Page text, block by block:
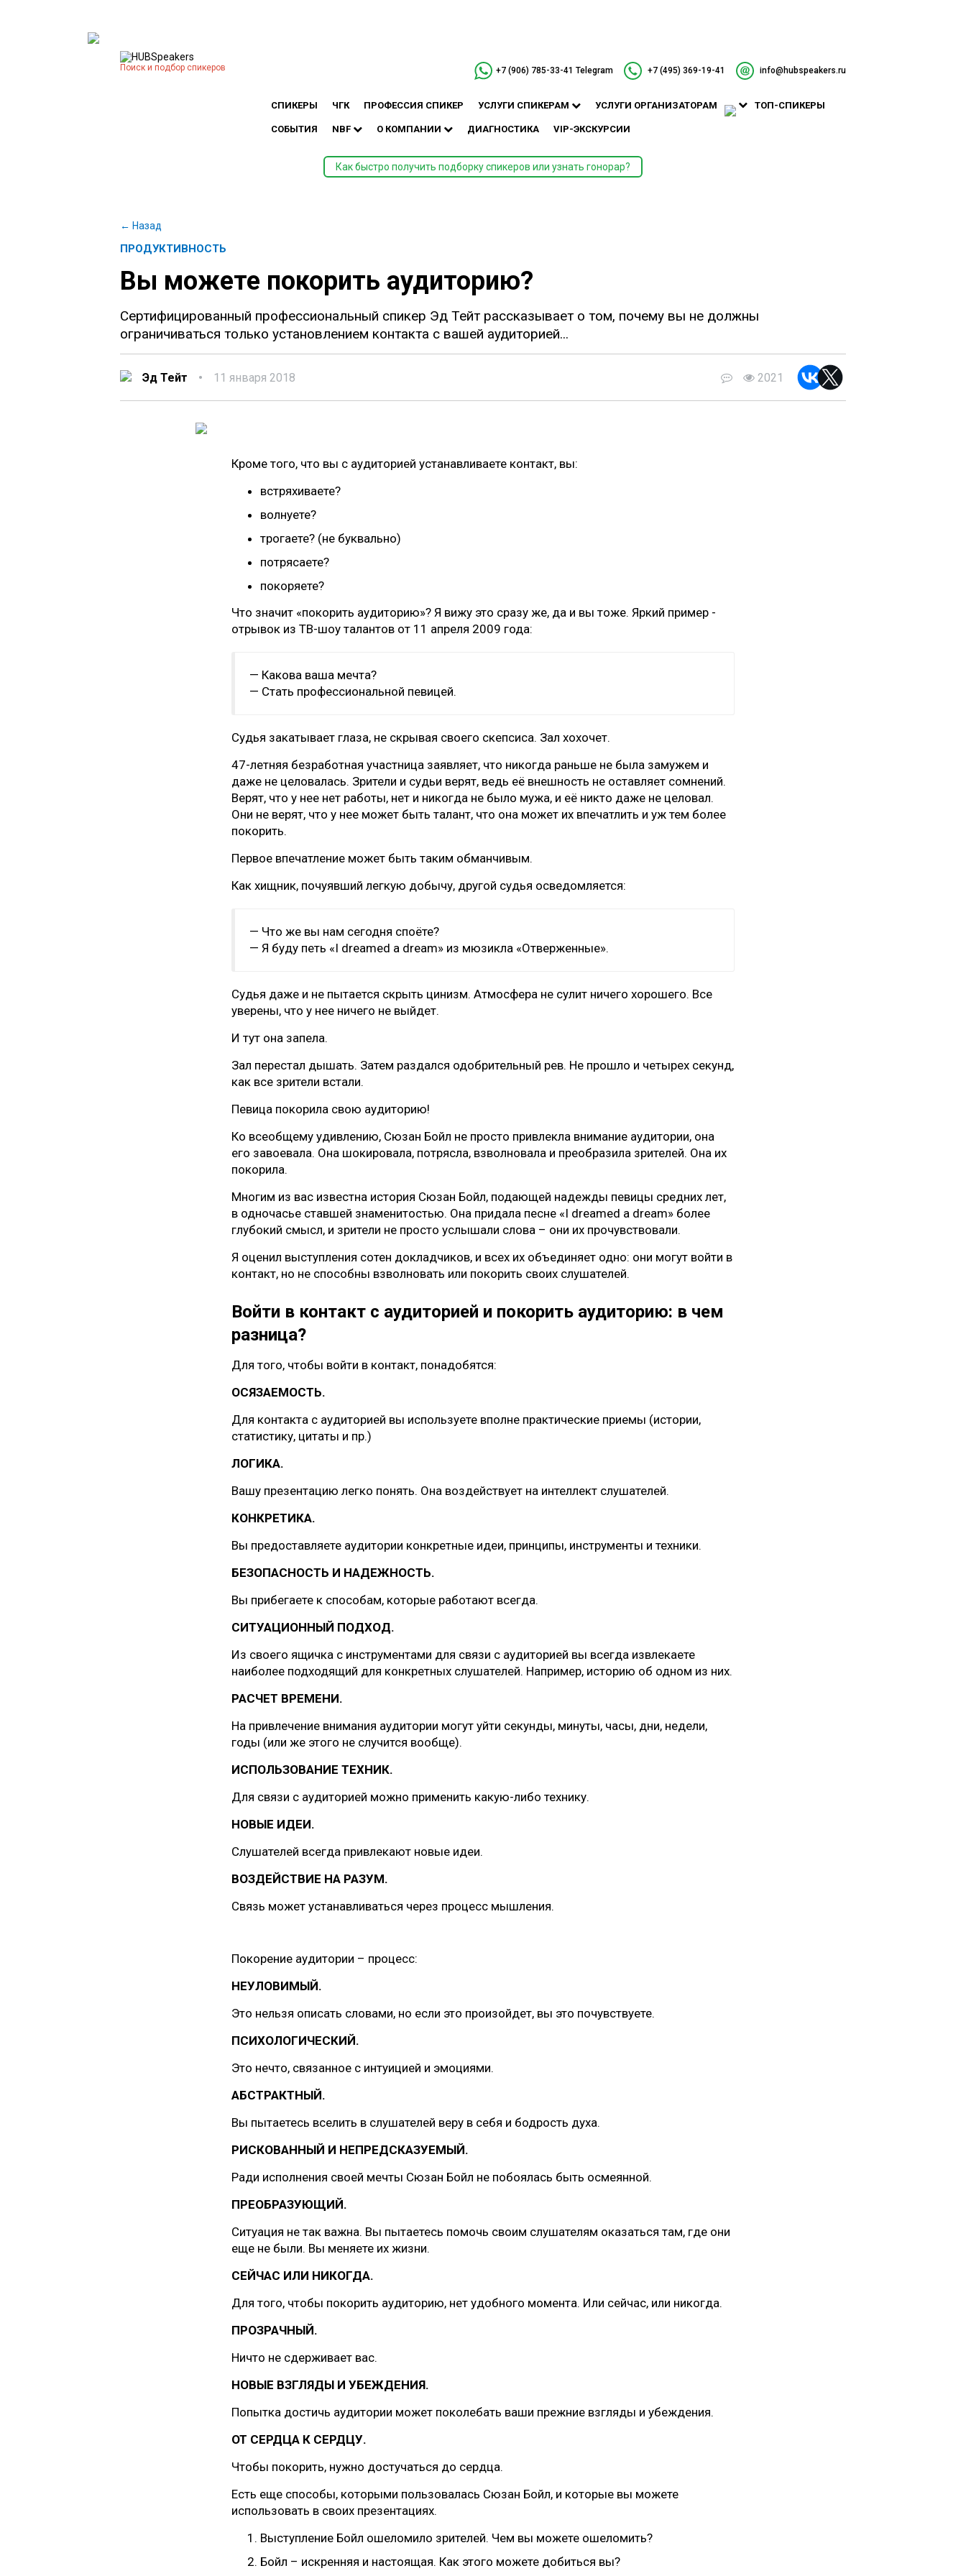
Поиск и подбор спикеров +7 (906) 785-33-41 Telegram +7 (495) 369-19-41 info@hubspeakers.ru
СПИКЕРЫ ЧГК ПРОФЕССИЯ СПИКЕР УСЛУГИ СПИКЕРАМ УСЛУГИ ОРГАНИЗАТОРАМ ТОП-СПИКЕРЫ
СОБЫТИЯ NBF О КОМПАНИИ ДИАГНОСТИКА VIP-ЭКСКУРСИИ
Как быстро получить подборку спикеров или узнать гонорар?
← Назад
ПРОДУКТИВНОСТЬ
Вы можете покорить аудиторию?
Сертифицированный профессиональный спикер Эд Тейт рассказывает о том, почему вы не должны
ограничиваться только установлением контакта с вашей аудиторией...
Эд Тейт • 11 января 2018 2021
Кроме того, что вы с аудиторией устанавливаете контакт, вы:
встряхиваете?
волнуете?
трогаете? (не буквально)
потрясаете?
покоряете?
Что значит «покорить аудиторию»? Я вижу это сразу же, да и вы тоже. Яркий пример -
отрывок из ТВ-шоу талантов от 11 апреля 2009 года:
— Какова ваша мечта?
— Стать профессиональной певицей.
Судья закатывает глаза, не скрывая своего скепсиса. Зал хохочет.
47-летняя безработная участница заявляет, что никогда раньше не была замужем и
даже не целовалась. Зрители и судьи верят, ведь её внешность не оставляет сомнений.
Верят, что у нее нет работы, нет и никогда не было мужа, и её никто даже не целовал.
Они не верят, что у нее может быть талант, что она может их впечатлить и уж тем более
покорить.
Первое впечатление может быть таким обманчивым.
Как хищник, почуявший легкую добычу, другой судья осведомляется:
— Что же вы нам сегодня споёте?
— Я буду петь «I dreamed a dream» из мюзикла «Отверженные».
Судья даже и не пытается скрыть цинизм. Атмосфера не сулит ничего хорошего. Все
уверены, что у нее ничего не выйдет.
И тут она запела.
Зал перестал дышать. Затем раздался одобрительный рев. Не прошло и четырех секунд,
как все зрители встали.
Певица покорила свою аудиторию!
Ко всеобщему удивлению, Сюзан Бойл не просто привлекла внимание аудитории, она
его завоевала. Она шокировала, потрясла, взволновала и преобразила зрителей. Она их
покорила.
Многим из вас известна история Сюзан Бойл, подающей надежды певицы средних лет,
в одночасье ставшей знаменитостью. Она придала песне «I dreamed a dream» более
глубокий смысл, и зрители не просто услышали слова – они их прочувствовали.
Я оценил выступления сотен докладчиков, и всех их объединяет одно: они могут войти в
контакт, но не способны взволновать или покорить своих слушателей.
Войти в контакт с аудиторией и покорить аудиторию: в чем
разница?
Для того, чтобы войти в контакт, понадобятся:
ОСЯЗАЕМОСТЬ.
Для контакта с аудиторией вы используете вполне практические приемы (истории,
статистику, цитаты и пр.)
ЛОГИКА.
Вашу презентацию легко понять. Она воздействует на интеллект слушателей.
КОНКРЕТИКА.
Вы предоставляете аудитории конкретные идеи, принципы, инструменты и техники.
БЕЗОПАСНОСТЬ И НАДЕЖНОСТЬ.
Вы прибегаете к способам, которые работают всегда.
СИТУАЦИОННЫЙ ПОДХОД.
Из своего ящичка с инструментами для связи с аудиторией вы всегда извлекаете
наиболее подходящий для конкретных слушателей. Например, историю об одном из них.
РАСЧЕТ ВРЕМЕНИ.
На привлечение внимания аудитории могут уйти секунды, минуты, часы, дни, недели,
годы (или же этого не случится вообще).
ИСПОЛЬЗОВАНИЕ ТЕХНИК.
Для связи с аудиторией можно применить какую-либо технику.
НОВЫЕ ИДЕИ.
Слушателей всегда привлекают новые идеи.
ВОЗДЕЙСТВИЕ НА РАЗУМ.
Связь может устанавливаться через процесс мышления.
Покорение аудитории – процесс:
НЕУЛОВИМЫЙ.
Это нельзя описать словами, но если это произойдет, вы это почувствуете.
ПСИХОЛОГИЧЕСКИЙ.
Это нечто, связанное с интуицией и эмоциями.
АБСТРАКТНЫЙ.
Вы пытаетесь вселить в слушателей веру в себя и бодрость духа.
РИСКОВАННЫЙ И НЕПРЕДСКАЗУЕМЫЙ.
Ради исполнения своей мечты Сюзан Бойл не побоялась быть осмеянной.
ПРЕОБРАЗУЮЩИЙ.
Ситуация не так важна. Вы пытаетесь помочь своим слушателям оказаться там, где они
еще не были. Вы меняете их жизни.
СЕЙЧАС ИЛИ НИКОГДА.
Для того, чтобы покорить аудиторию, нет удобного момента. Или сейчас, или никогда.
ПРОЗРАЧНЫЙ.
Ничто не сдерживает вас.
НОВЫЕ ВЗГЛЯДЫ И УБЕЖДЕНИЯ.
Попытка достичь аудитории может поколебать ваши прежние взгляды и убеждения.
ОТ СЕРДЦА К СЕРДЦУ.
Чтобы покорить, нужно достучаться до сердца.
Есть еще способы, которыми пользовалась Сюзан Бойл, и которые вы можете
использовать в своих презентациях.
Выступление Бойл ошеломило зрителей. Чем вы можете ошеломить?
Бойл – искренняя и настоящая. Как этого можете добиться вы?